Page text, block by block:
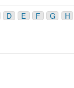
D E F G H